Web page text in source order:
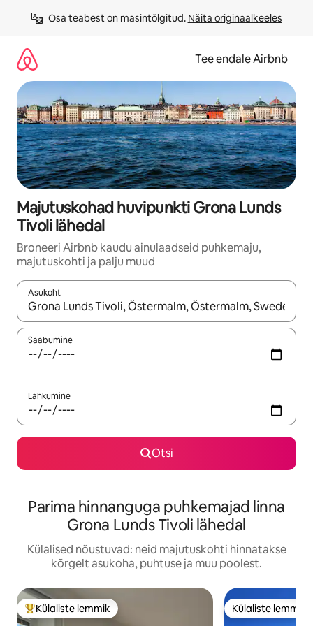
Osa teabest on masintõlgitud. Näita originaalkeeles
Tee endale Airbnb
Majutuskohad huvipunkti Grona Lunds
Tivoli lähedal
Broneeri Airbnb kaudu ainulaadseid puhkemaju,
majutuskohti ja palju muud
Asukoht
Kui tulemused on kuvatud, liigu ekraanil nooleklahvidega või
Saabumine
Lahkumine
Otsi
Parima hinnanguga puhkemajad linna
Grona Lunds Tivoli lähedal
Külalised nõustuvad: neid majutuskohti hinnatakse
kõrgelt asukoha, puhtuse ja muu poolest.
Külaliste suur lemmik
Külaliste lemmik Külaliste lemmik
Külaliste lemmik